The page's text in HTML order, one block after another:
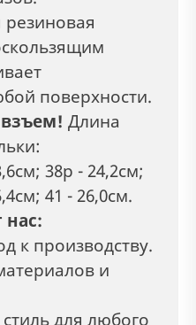
поверхности.
Длина
38р - 24,2см;
41 - 26,0см.
к производству.
и
для любого